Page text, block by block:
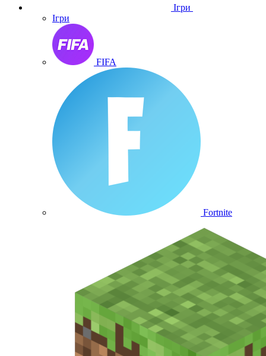
Ігри
Ігри
FIFA
Fortnite